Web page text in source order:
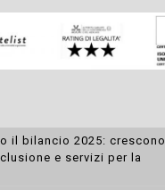
il bilancio 2025: crescono
e servizi per la